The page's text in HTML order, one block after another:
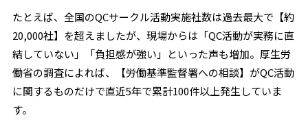
たとえば、全国のQCサークル活動実施社数は過去最大で【約
20,000社】を超えましたが、現場からは「QC活動が実務に直
結していない」「負担感が強い」といった声も増加。厚生労
働省の調査によれば、【労働基準監督署への相談】がQC活動
に関するものだけで直近5年で累計100件以上発生していま
す。